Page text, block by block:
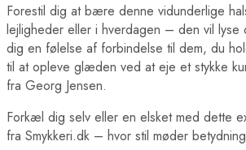
Forestil dig at bære denne vidunderlige
lejligheder eller i hverdagen – den vil lyse
dig en følelse af forbindelse til dem, du
til at opleve glæden ved at eje et stykke
fra Georg Jensen.
Forkæl dig selv eller en elsket med dette
fra Smykkeri.dk – hvor stil møder